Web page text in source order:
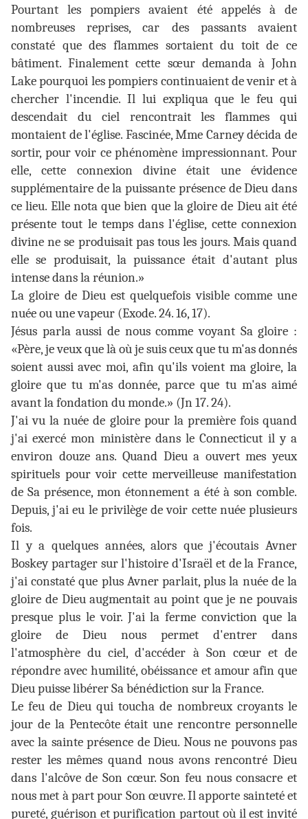
Pourtant les pompiers avaient été appelés à de
nombreuses reprises, car des passants avaient
constaté que des flammes sortaient du toit de ce
bâtiment. Finalement cette sœur demanda à John
Lake pourquoi les pompiers continuaient de venir et à
chercher l'incendie. Il lui expliqua que le feu qui
descendait du ciel rencontrait les flammes qui
montaient de l'église. Fascinée, Mme Carney décida de
sortir, pour voir ce phénomène impressionnant. Pour
elle, cette connexion divine était une évidence
supplémentaire de la puissante présence de Dieu dans
ce lieu. Elle nota que bien que la gloire de Dieu ait été
présente tout le temps dans l'église, cette connexion
divine ne se produisait pas tous les jours. Mais quand
elle se produisait, la puissance était d'autant plus
intense dans la réunion.»
La gloire de Dieu est quelquefois visible comme une
nuée ou une vapeur (Exode. 24. 16, 17).
Jésus parla aussi de nous comme voyant Sa gloire :
«Père, je veux que là où je suis ceux que tu m'as donnés
soient aussi avec moi, afin qu'ils voient ma gloire, la
gloire que tu m'as donnée, parce que tu m'as aimé
avant la fondation du monde.» (Jn 17. 24).
J'ai vu la nuée de gloire pour la première fois quand
j'ai exercé mon ministère dans le Connecticut il y a
environ douze ans. Quand Dieu a ouvert mes yeux
spirituels pour voir cette merveilleuse manifestation
de Sa présence, mon étonnement a été à son comble.
Depuis, j'ai eu le privilège de voir cette nuée plusieurs
fois.
Il y a quelques années, alors que j'écoutais Avner
Boskey partager sur l'histoire d'Israël et de la France,
j'ai constaté que plus Avner parlait, plus la nuée de la
gloire de Dieu augmentait au point que je ne pouvais
presque plus le voir. J'ai la ferme conviction que la
gloire de Dieu nous permet d'entrer dans
l'atmosphère du ciel, d'accéder à Son cœur et de
répondre avec humilité, obéissance et amour afin que
Dieu puisse libérer Sa bénédiction sur la France.
Le feu de Dieu qui toucha de nombreux croyants le
jour de la Pentecôte était une rencontre personnelle
avec la sainte présence de Dieu. Nous ne pouvons pas
rester les mêmes quand nous avons rencontré Dieu
dans l'alcôve de Son cœur. Son feu nous consacre et
nous met à part pour Son œuvre. Il apporte sainteté et
pureté, guérison et purification partout où il est invité